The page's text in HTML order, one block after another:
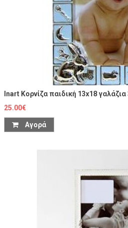
Inart Κορνίζα παιδική 13x18
25.00€
Αγορά